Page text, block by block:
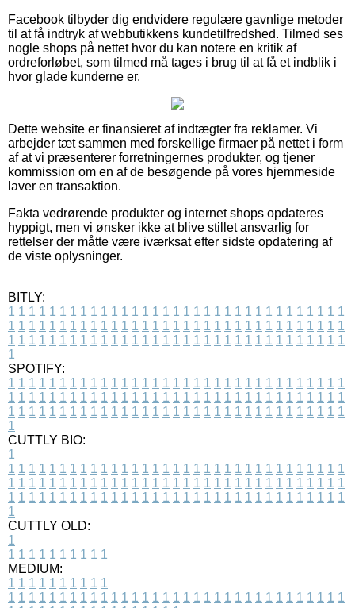
Facebook tilbyder dig endvidere regulære gavnlige metoder
til at få indtryk af webbutikkens kundetilfredshed. Tilmed ses
nogle shops på nettet hvor du kan notere en kritik af
ordreforløbet, som tilmed må tages i brug til at få et indblik i
hvor glade kunderne er.
Dette website er finansieret af indtægter fra reklamer. Vi
arbejder tæt sammen med forskellige firmaer på nettet i form
af at vi præsenterer forretningernes produkter, og tjener
kommission om en af de besøgende på vores hjemmeside
laver en transaktion.
Fakta vedrørende produkter og internet shops opdateres
hyppigt, men vi ønsker ikke at blive stillet ansvarlig for
rettelser der måtte være iværksat efter sidste opdatering af
de viste oplysninger.
BITLY:
1 1 1 1 1 1 1 1 1 1 1 1 1 1 1 1 1 1 1 1 1 1 1 1 1 1 1 1 1 1 1 1 1
1 1 1 1 1 1 1 1 1 1 1 1 1 1 1 1 1 1 1 1 1 1 1 1 1 1 1 1 1 1 1 1 1
1 1 1 1 1 1 1 1 1 1 1 1 1 1 1 1 1 1 1 1 1 1 1 1 1 1 1 1 1 1 1 1 1
1
SPOTIFY:
1 1 1 1 1 1 1 1 1 1 1 1 1 1 1 1 1 1 1 1 1 1 1 1 1 1 1 1 1 1 1 1 1
1 1 1 1 1 1 1 1 1 1 1 1 1 1 1 1 1 1 1 1 1 1 1 1 1 1 1 1 1 1 1 1 1
1 1 1 1 1 1 1 1 1 1 1 1 1 1 1 1 1 1 1 1 1 1 1 1 1 1 1 1 1 1 1 1 1
1
CUTTLY BIO:
1
1 1 1 1 1 1 1 1 1 1 1 1 1 1 1 1 1 1 1 1 1 1 1 1 1 1 1 1 1 1 1 1 1
1 1 1 1 1 1 1 1 1 1 1 1 1 1 1 1 1 1 1 1 1 1 1 1 1 1 1 1 1 1 1 1 1
1 1 1 1 1 1 1 1 1 1 1 1 1 1 1 1 1 1 1 1 1 1 1 1 1 1 1 1 1 1 1 1 1
1
CUTTLY OLD:
1
1 1 1 1 1 1 1 1 1 1
MEDIUM:
1 1 1 1 1 1 1 1 1 1
1 1 1 1 1 1 1 1 1 1 1 1 1 1 1 1 1 1 1 1 1 1 1 1 1 1 1 1 1 1 1 1 1